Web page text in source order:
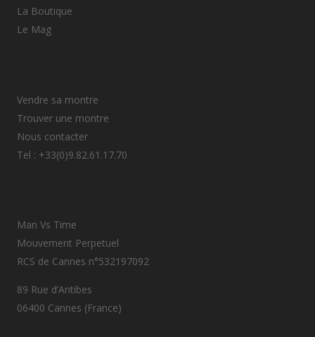
La Boutique
Le Mag
Vendre sa montre
Trouver une montre
Nous contacter
Tel : +33(0)9.82.61.17.70
Man Vs Time
Mouvement Perpetuel
RCS de Cannes n°532197092
89 Rue d’Antibes
06400 Cannes (France)